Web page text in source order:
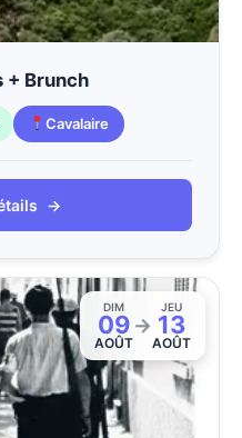
+ Brunch
Cavalaire
→
DIM
09
AOÛT
→
JEU
13
AOÛT